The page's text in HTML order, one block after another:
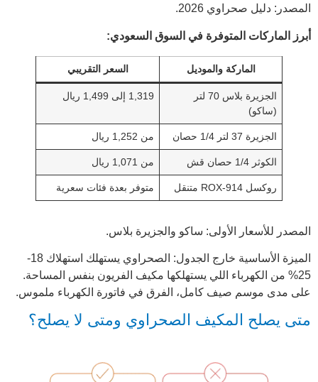
المصدر: دليل صحراوي 2026 .
أبرز الماركات المتوفرة في السوق السعودي:
الماركة والموديل السعر التقريبي
الجزيرة بلاس 70 لتر
(ساكو)
1,319 إلى 1,499 ريال
الجزيرة 37 لتر 1/4 حصان من 1,252 ريال
الكوثر 1/4 حصان قش من 1,071 ريال
روكسل ROX-914 متنقل متوفر بعدة فئات سعرية
المصدر للأسعار الأولى: ساكو والجزيرة بلاس.
الميزة الأساسية خارج الجدول: الصحراوي يستهلك
استهلاك 18-
25%
من الكهرباء اللي يستهلكها مكيف الفريون بنفس المساحة.
على مدى موسم صيف كامل، الفرق في فاتورة الكهرباء ملموس.
متى يصلح المكيف الصحراوي ومتى لا يصلح؟